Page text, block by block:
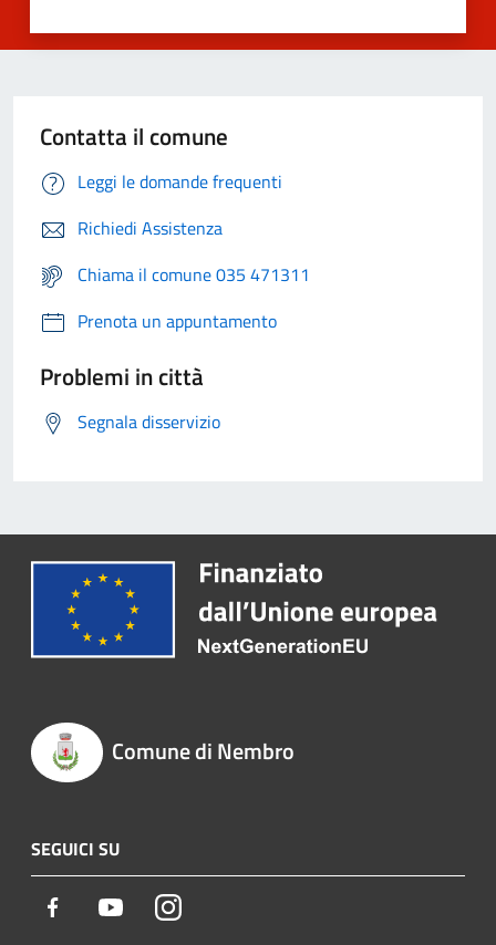
Contatta il comune
Leggi le domande frequenti
Richiedi Assistenza
Chiama il comune 035 471311
Prenota un appuntamento
Problemi in città
Segnala disservizio
Comune di Nembro
SEGUICI SU
Facebook YoutubeInstagram